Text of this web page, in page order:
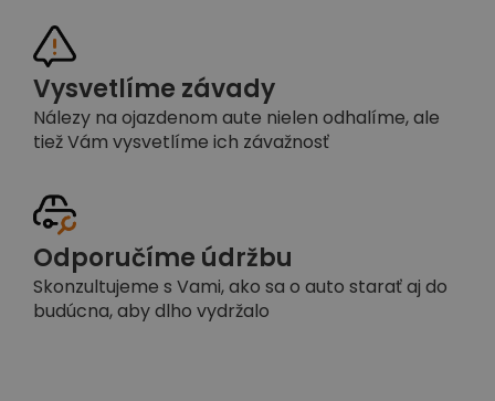
Vysvetlíme závady
Nálezy na ojazdenom aute nielen odhalíme, ale
tiež Vám vysvetlíme ich závažnosť
Odporučíme údržbu
Skonzultujeme s Vami, ako sa o auto starať aj do
budúcna, aby dlho vydržalo